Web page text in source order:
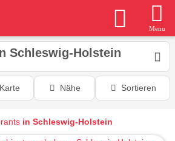
Menu
Schleswig-Holstein
Karte Nähe Sortieren
in Schleswig-Holstein